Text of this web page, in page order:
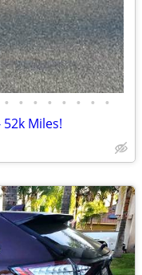
• • • • • • • •
Miles!